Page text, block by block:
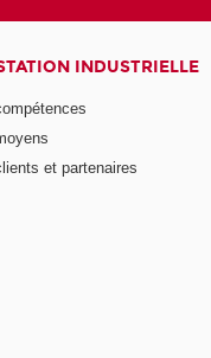
INDUSTRIELLE
et partenaires